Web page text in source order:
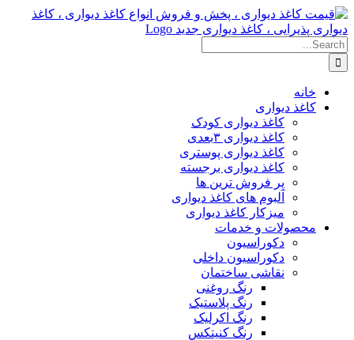
Skip
to
content
Search
for:
خانه
کاغذ دیواری
کاغذ دیواری کودک
کاغذ دیواری ۳بعدی
کاغذ دیواری پوستری
کاغذ دیواری برجسته
پر فروش ترین ها
آلبوم های کاغذ دیواری
میزکار کاغذ دیواری
محصولات و خدمات
دکوراسیون
دکوراسیون داخلی
نقاشی ساختمان
رنگ روغنی
رنگ پلاستیک
رنگ اکرلیک
رنگ کنیتکس